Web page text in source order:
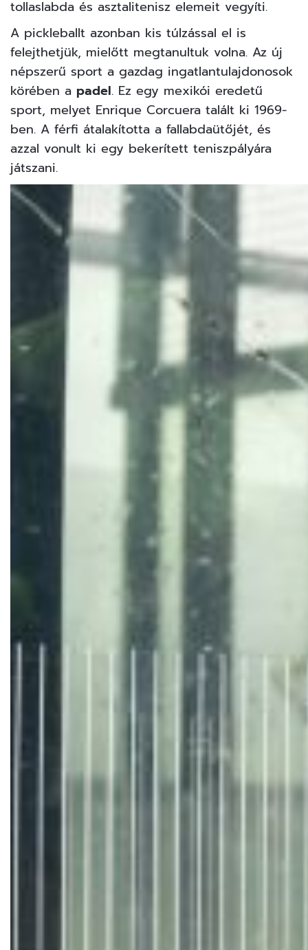
tollaslabda és asztalitenisz elemeit vegyíti.
A pickleballt azonban kis túlzással el is
felejthetjük, mielőtt megtanultuk volna. Az új
népszerű sport a gazdag ingatlantulajdonosok
körében a padel. Ez egy mexikói eredetű
sport, melyet Enrique Corcuera talált ki 1969-
ben. A férfi átalakította a fallabdaütőjét, és
azzal vonult ki egy bekerített teniszpályára
játszani.